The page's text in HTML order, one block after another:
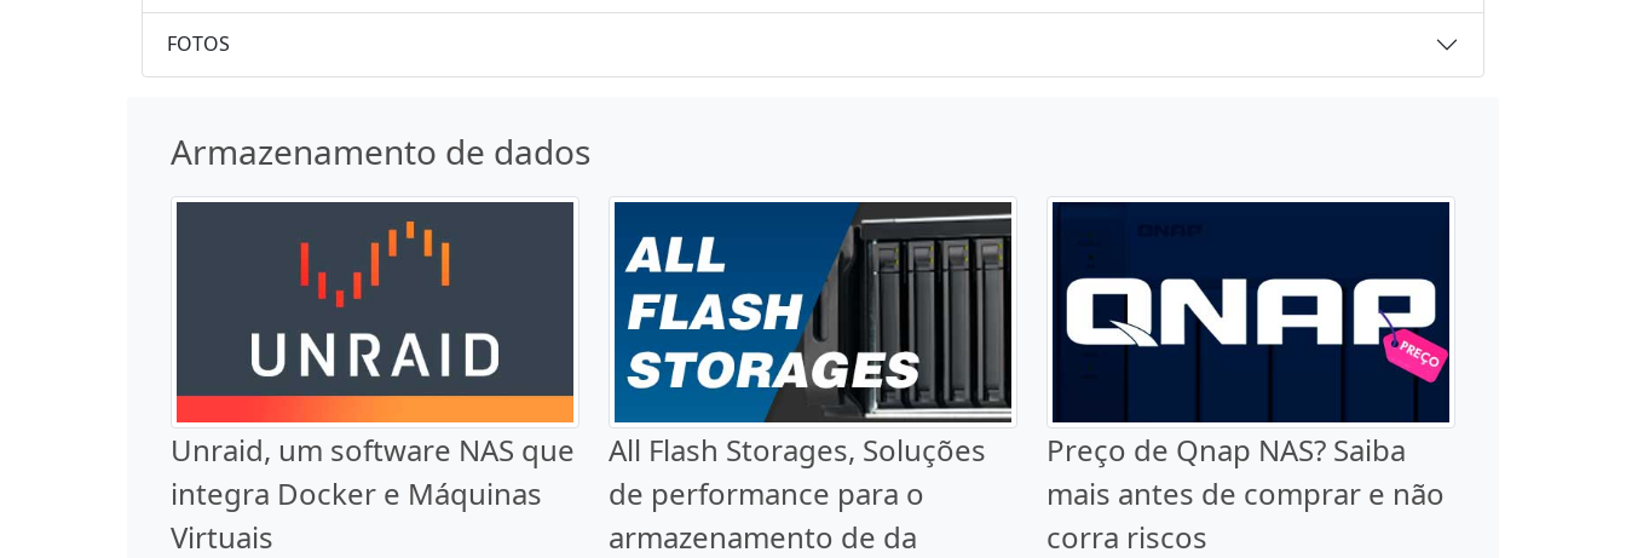
FOTOS
Armazenamento de dados
Unraid, um software NAS que
integra Docker e Máquinas
Virtuais
All Flash Storages, Soluções
de performance para o
armazenamento de da
Preço de Qnap NAS? Saiba
mais antes de comprar e não
corra riscos